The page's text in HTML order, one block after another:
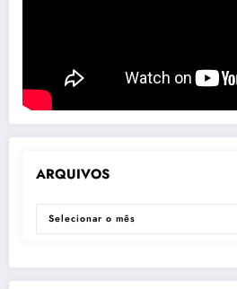
ARQUIVOS
ARQUIVOS